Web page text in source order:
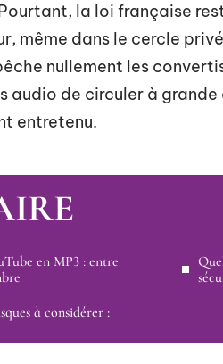
la loi française
même dans le cercle
nullement les
audio de circuler à
entretenu.
en MP3 : entre
à considérer :